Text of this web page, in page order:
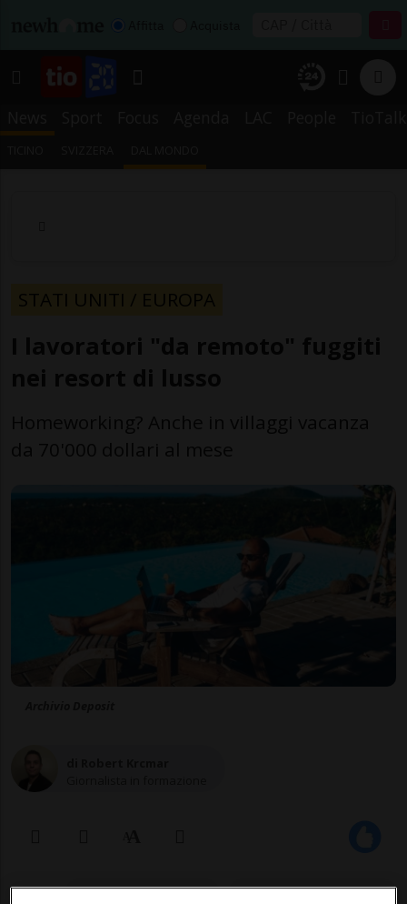
STATI UNITI / EUROPA
17 feb 2021 - 06:05 Aggiornamento 07:46